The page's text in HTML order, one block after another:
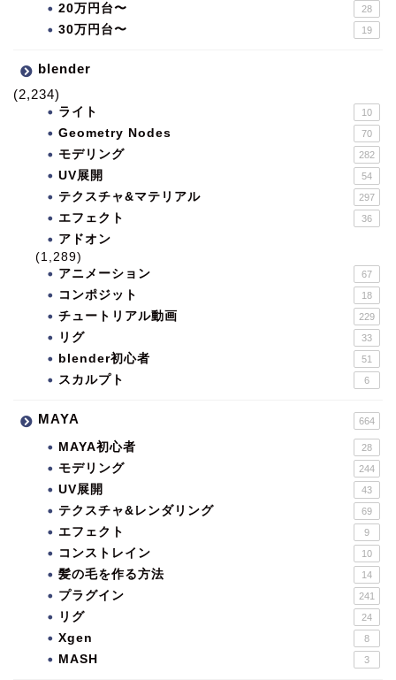
20万円台〜 28
30万円台〜 19
blender
(2,234)
ライト 10
Geometry Nodes 70
モデリング 282
UV展開 54
テクスチャ&マテリアル 297
エフェクト 36
アドオン
(1,289)
アニメーション
67
コンポジット 18
チュートリアル動画 229
リグ 33
blender初心者 51
スカルプト 6
MAYA 664
MAYA初心者 28
モデリング 244
UV展開 43
テクスチャ&レンダリング 69
エフェクト 9
コンストレイン 10
髪の毛を作る方法 14
プラグイン 241
リグ 24
Xgen 8
MASH 3